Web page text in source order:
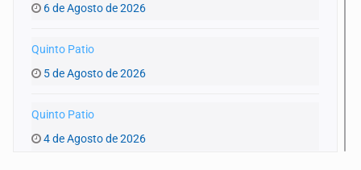
6 de Agosto de 2026
Quinto Patio
5 de Agosto de 2026
Quinto Patio
4 de Agosto de 2026